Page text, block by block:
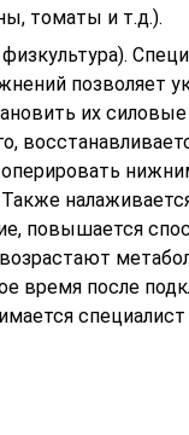
томаты и т.д.).
позволяет
их силовые
повышается
время после
специалист